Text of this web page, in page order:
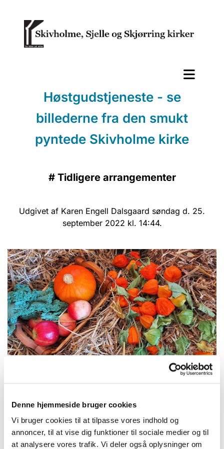
Denne hjemmeside bruger cookies
Vi bruger cookies til at tilpasse vores indhold og
annoncer, til at vise dig funktioner til sociale medier og til
at analysere vores trafik. Vi deler også oplysninger om
Høstgudstjeneste - se
billederne fra den smukt
pyntede Skivholme kirke
# Tidligere arrangementer
Udgivet af Karen Engell Dalsgaard søndag d. 25.
september 2022 kl. 14:44.
© Foto: Karen Engell Dalsgaard
smukt pyntede Skivholme kirke
Søndag den 25. september blev der holdt
høstgudstjeneste i en smukt pyntet Skivholme